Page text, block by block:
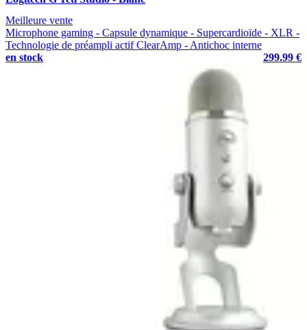
Meilleure vente
Microphone gaming - Capsule dynamique - Supercardioïde - XLR -
Technologie de préampli actif ClearAmp - Antichoc interne
en stock
299.99 €